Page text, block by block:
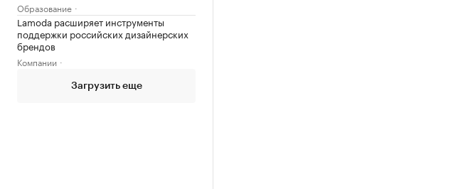
Образование
Lamoda расширяет инструменты
поддержки российских дизайнерских
брендов
Компании
Загрузить еще